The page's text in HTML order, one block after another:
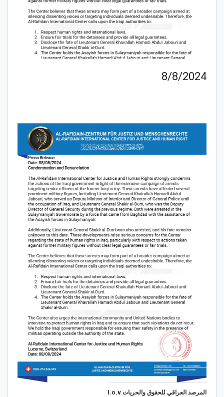
8/8/2024
المرصد العراقي للحقوق والحريات I.o.v